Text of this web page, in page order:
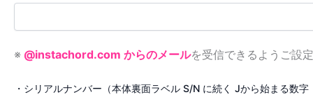
※ @instachord.com からのメールを受信できるようご設定
・シリアルナンバー（本体裏面ラベル S/N に続く Jから始まる数字